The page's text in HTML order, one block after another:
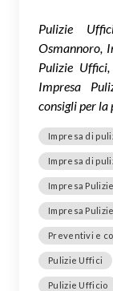
Pulizie
Osmannoro,
Pulizie
Impresa
consigli per
Impresa di
Impresa di
Impresa
Impresa
Preventivi e
Pulizie Uffici
Pulizie Ufficio